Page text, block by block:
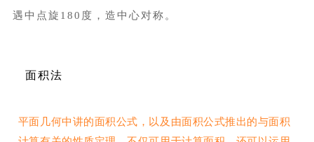
遇中点旋180度，造中心对称。
面积法
平面几何中讲的面积公式，以及由面积公式推出的与面积